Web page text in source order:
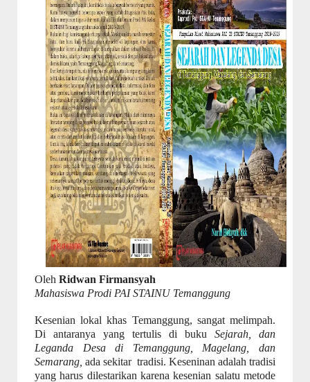
Oleh Ridwan Firmansyah
Mahasiswa Prodi PAI STAINU Temanggung
Kesenian lokal khas Temanggung, sangat melimpah.
Di antaranya yang tertulis di buku Sejarah, dan
Leganda Desa di Temanggung, Magelang, dan
Semarang, ada sekitar tradisi. Keseninan adalah tradisi
yang harus dilestarikan karena kesenian salatu metode